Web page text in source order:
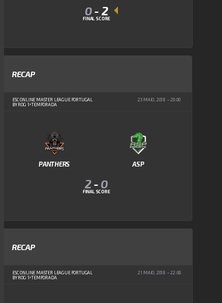
0- 2
FINAL SCORE
RECAP
ESC ONLINE MASTER LEAGUE PORTUGAL
BY ROG 1ª TEMPORADA
23 MAIO, 2018 20:00
PANTHERS ASP
2 - 0
FINAL SCORE
RECAP
ESC ONLINE MASTER LEAGUE PORTUGAL
BY ROG 1ª TEMPORADA
21 MAIO, 2018 22:00